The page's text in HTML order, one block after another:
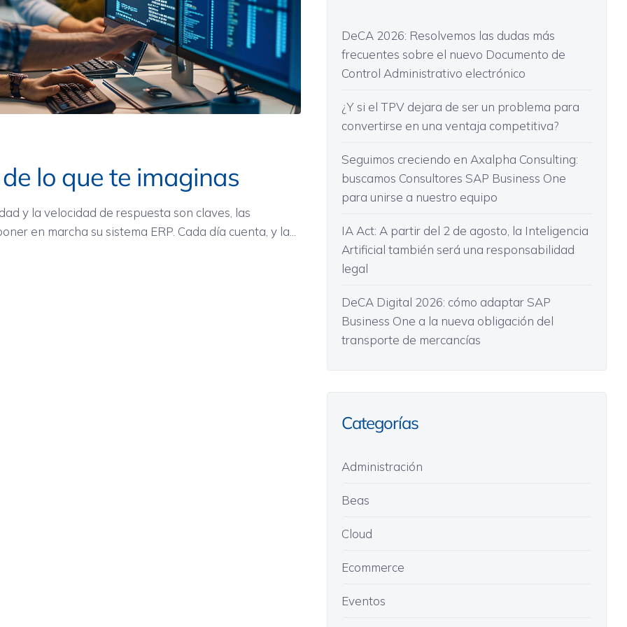
lo que te imaginas
y la velocidad de respuesta son claves, las
en marcha su sistema ERP. Cada día cuenta, y la...
DeCA 2026: Resolvemos las dudas más
frecuentes sobre el nuevo Documento de
Control Administrativo electrónico
¿Y si el TPV dejara de ser un problema para
convertirse en una ventaja competitiva?
Seguimos creciendo en Axalpha Consulting:
buscamos Consultores SAP Business One
para unirse a nuestro equipo
IA Act: A partir del 2 de agosto, la Inteligencia
Artificial también será una responsabilidad
legal
DeCA Digital 2026: cómo adaptar SAP
Business One a la nueva obligación del
transporte de mercancías
Categorías
Administración
Beas
Cloud
Ecommerce
Eventos